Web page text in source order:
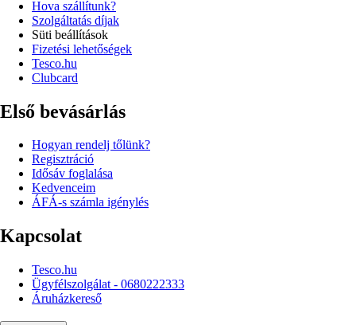
Hova szállítunk?
Szolgáltatás díjak
Süti beállítások
Fizetési lehetőségek
Tesco.hu
Clubcard
Első bevásárlás
Hogyan rendelj tőlünk?
Regisztráció
Idősáv foglalása
Kedvenceim
ÁFÁ-s számla igénylés
Kapcsolat
Tesco.hu
Ügyfélszolgálat - 0680222333
Áruházkereső